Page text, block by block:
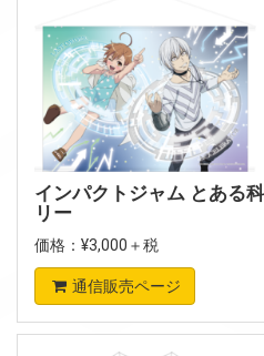
インパクトジャム とある
リー
価格：¥3,000＋税
通信販売ページ